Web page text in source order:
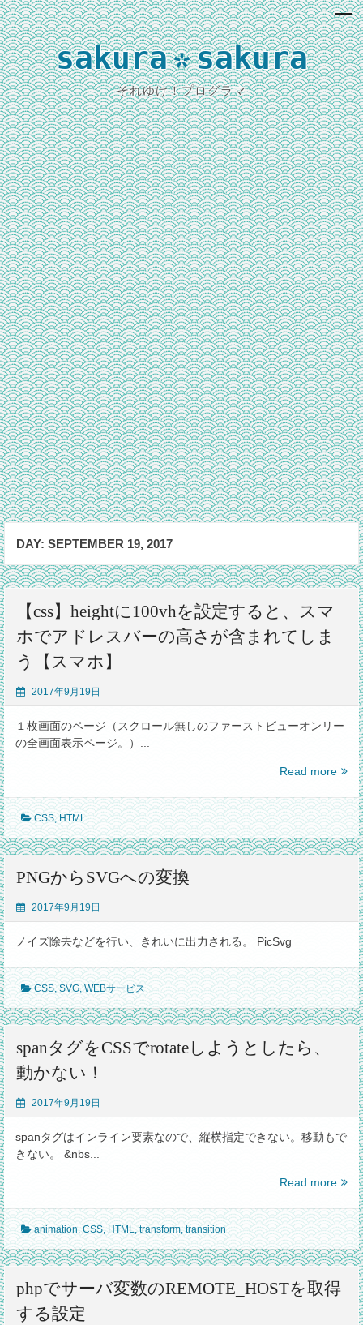
sakura*sakura
それゆけ！プログラマ
DAY: SEPTEMBER 19, 2017
【css】heightに100vhを設定すると、スマ
ホでアドレスバーの高さが含まれてしま
う【スマホ】
2017年9月19日
１枚画面のページ（スクロール無しのファーストビューオンリー
の全画面表示ページ。）...
Read more【
に
を
設
と、
ホ
で
ア
ド
さ
含
れ
て
し
ま
う
【ス
CSS,HTML
PNGからSVGへの変換
2017年9月19日
ノイズ除去などを行い、きれいに出力される。 PicSvg
CSS,SVG,WEBサービス
spanタグをCSSでrotateしようとしたら、
動かない！
2017年9月19日
spanタグはインライン要素なので、縦横指定できない。移動もで
きない。 &nbs...
Read morespan
グ
を
CSS
で
し
animation,CSS,HTML,transform,transition
phpでサーバ変数のREMOTE_HOSTを取得
する設定